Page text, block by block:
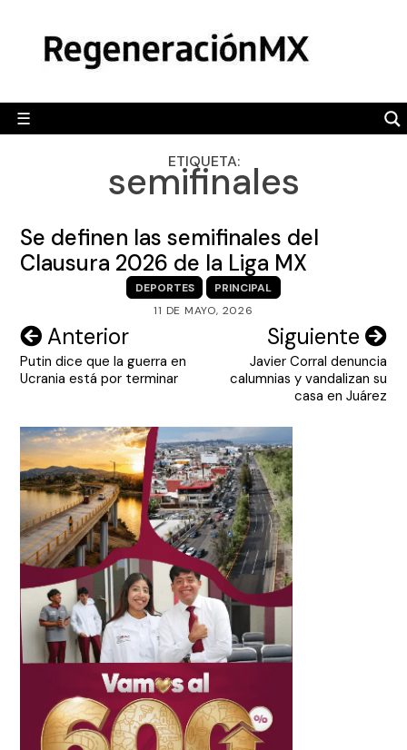
content
☰
POLÍTICA
CAMALEÓN
OPINIÓN
ENGLISH SECTION
VIDEOS
ETIQUETA:
semifinales
Se definen las semifinales del
Clausura 2026 de la Liga MX
DEPORTES
PRINCIPAL
11 DE MAYO, 2026
Navegación
de
Anterior
Putin dice que la guerra en
Ucrania está por terminar
Siguiente
Javier Corral denuncia
calumnias y vandalizan su
casa en Juárez